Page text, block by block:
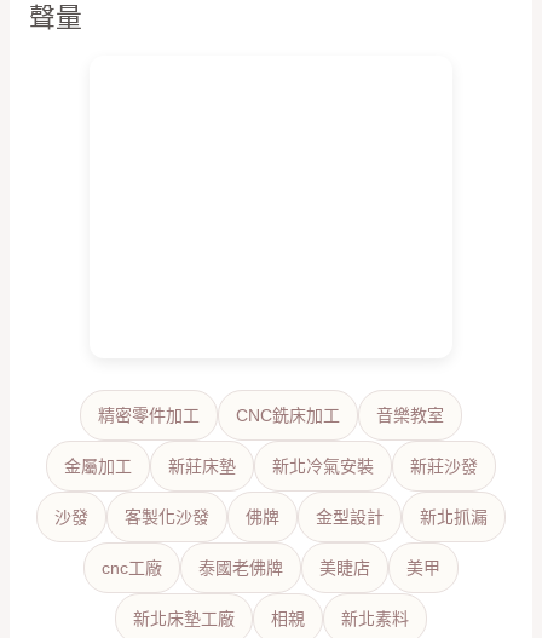
聲量
精密零件加工 CNC銑床加工 音樂教室
金屬加工 新莊床墊 新北冷氣安裝 新莊沙發
沙發 客製化沙發 佛牌 金型設計 新北抓漏
cnc工廠 泰國老佛牌 美睫店 美甲
新北床墊工廠 相親 新北素料